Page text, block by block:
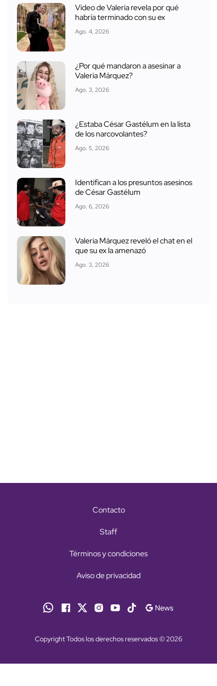
Video de Valeria revela por qué
habría terminado con su ex
Ago. 4, 2026
¿Por qué mandaron a asesinar a
Valeria Márquez?
Ago. 3, 2026
¿Estaba César Gastélum en la lista
de los narcovolantes?
Ago. 5, 2026
Identifican a los presuntos asesinos
de César Gastélum
Ago. 6, 2026
Valeria Márquez reveló el chat en el
que su ex la amenazó
Ago. 3, 2026
Contacto
Staff
Términos y condiciones
Aviso de privacidad
Copyright Todos los derechos reservados © 2026